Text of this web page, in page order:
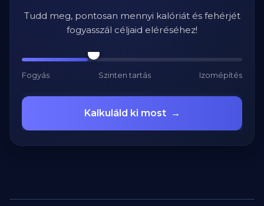
Tudd meg, pontosan mennyi kalóriát és fehérjét
fogyasszál céljaid eléréséhez!
Fogyás Szinten tartás Izomépítés
Kalkuláld ki most →